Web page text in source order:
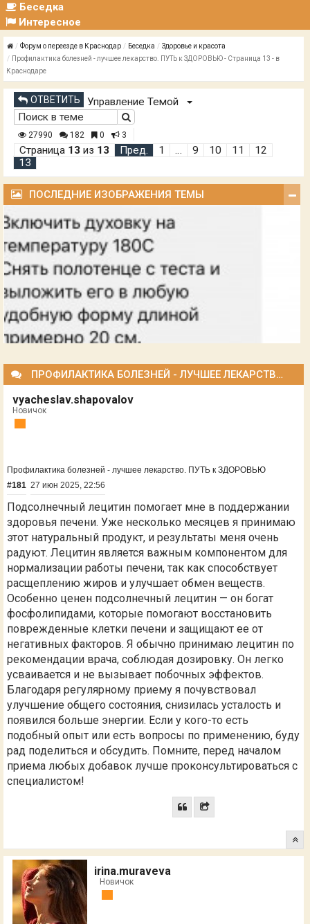
Беседка
Интересное
Форум о переезде в Краснодар Беседка
Здоровье и красота
Профилактика болезней - лучшее лекарство. ПУТЬ к ЗДОРОВЬЮ - Страница 13 - в
Краснодаре
ОТВЕТИТЬ Управление Темой
27990 182 0 3
Страница 13 из 13 Пред. 1 … 9 10 11
12
13
ПОСЛЕДНИЕ ИЗОБРАЖЕНИЯ ТЕМЫ
ПРОФИЛАКТИКА БОЛЕЗНЕЙ - ЛУЧШЕЕ ЛЕКАРСТВО. ПУТЬ К ЗДОРОВЬЮ
vyacheslav.shapovalov
Новичок
Профилактика болезней - лучшее лекарство. ПУТЬ к ЗДОРОВЬЮ
#181 27 июн 2025, 22:56
Подсолнечный лецитин помогает мне в поддержании
здоровья печени. Уже несколько месяцев я принимаю
этот натуральный продукт, и результаты меня очень
радуют. Лецитин является важным компонентом для
нормализации работы печени, так как способствует
расщеплению жиров и улучшает обмен веществ.
Особенно ценен подсолнечный лецитин — он богат
фосфолипидами, которые помогают восстановить
поврежденные клетки печени и защищают ее от
негативных факторов. Я обычно принимаю лецитин по
рекомендации врача, соблюдая дозировку. Он легко
усваивается и не вызывает побочных эффектов.
Благодаря регулярному приему я почувствовал
улучшение общего состояния, снизилась усталость и
появился больше энергии. Если у кого-то есть
подобный опыт или есть вопросы по применению, буду
рад поделиться и обсудить. Помните, перед началом
приема любых добавок лучше проконсультироваться с
специалистом!
irina.muraveva
Новичок